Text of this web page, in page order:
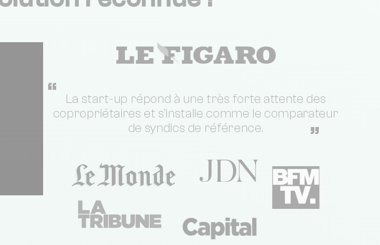
“
La start-up répond à une très forte attente des
copropriétaires et s'installe comme le comparateur
de syndics de référence.
”